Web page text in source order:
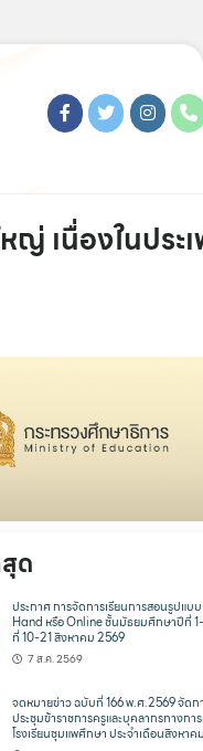
ญ่ เนื่องในประ
ด
ประกาศ การจัดการเรียนการสอนรูปแบ
Hand หรือ Online ชั้นมัธยมศึกษาปีที่
ที่ 10-21 สิงหาคม 2569
7 ส.ค. 2569
จดหมายข่าว ฉบับที่ 166 พ.ศ.2569 จัดก
ประชุมข้าราชการครูและบุคลากรทางกา
โรงเรียนชุมแพศึกษา ประจำเดือนสิงหาค